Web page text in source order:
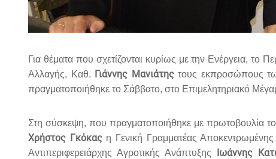
Για θέματα που σχετίζονται κυρίως με την Ενέργεια,
Αλλαγής, Καθ. Γιάννης Μανιάτηςτους εκπροσώπους
πραγματοποιήθηκε το Σάββατο, στο Επιμελητηριακό
Στη σύσκεψη, που πραγματοποιήθηκε με πρωτοβουλία
Χρήστος Γκόκαςη Γενική Γραμματέας
Αντιπεριφερειάρχης Αγροτικής Ανάπτυξης Ιωάννης